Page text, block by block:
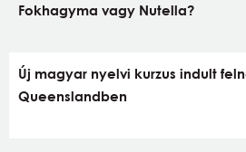
Fokhagyma vagy Nutella?
Új magyar nyelvi kurzus indult
Queenslandben